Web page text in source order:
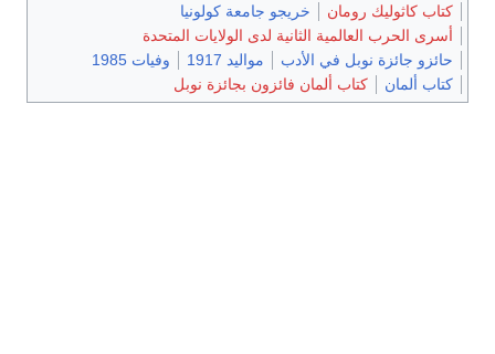
كتاب كاثوليك رومان
خريجو جامعة كولونيا
أسرى الحرب العالمية الثانية لدى الولايات المتحدة
حائزو جائزة نوبل في الأدب
مواليد 1917
وفيات 1985
كتاب ألمان
كتاب ألمان فائزون بجائزة نوبل